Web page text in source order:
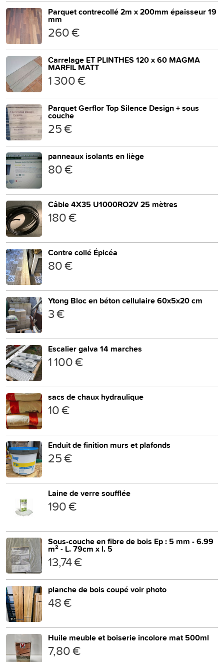
Parquet contrecollé 2m x 200mm épaisseur 19
mm
260 €
Carrelage ET PLINTHES 120 x 60 MAGMA
MARFIL MATT
1 300 €
Parquet Gerflor Top Silence Design + sous
couche
25 €
panneaux isolants en liège
80 €
Câble 4X35 U1000RO2V 25 mètres
180 €
Contre collé Épicéa
80 €
Ytong Bloc en béton cellulaire 60x5x20 cm
3 €
Escalier galva 14 marches
1 100 €
sacs de chaux hydraulique
10 €
Enduit de finition murs et plafonds
25 €
Laine de verre soufflée
190 €
Sous-couche en fibre de bois Ep : 5 mm - 6.99
m² - L. 79cm x l. 5
13,74 €
planche de bois coupé voir photo
48 €
Huile meuble et boiserie incolore mat 500ml
7,80 €